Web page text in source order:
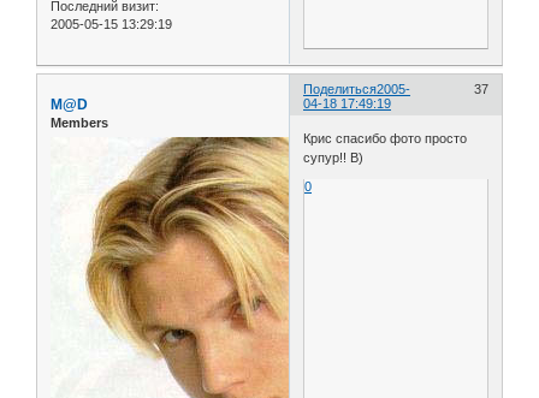
Последний визит:
2005-05-15 13:29:19
Поделиться 37
2005-
04-18 17:49:19
M@D
Members
Крис спасибо фото просто
супур!! B)
0